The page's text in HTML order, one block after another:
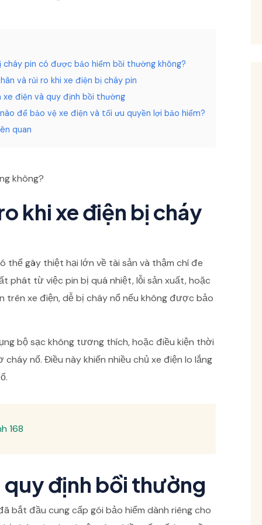
cháy pin có được bảo hiểm bồi thường không?
và rủi ro khi xe điện bị cháy pin
xe điện và quy định bồi thường
để bảo vệ xe điện và tối ưu quyền lợi bảo hiểm?
quan
không?
khi xe điện bị cháy
thể gây thiệt hại lớn về tài sản và thậm chí đe
phát từ việc pin bị quá nhiệt, lỗi sản xuất, hoặc
trên xe điện, dễ bị cháy nổ nếu không được bảo
bộ sạc không tương thích, hoặc điều kiện thời
nổ. Điều này khiến nhiều chủ xe điện lo lắng
168
quy định bồi thường
bắt đầu cung cấp gói bảo hiểm dành riêng cho